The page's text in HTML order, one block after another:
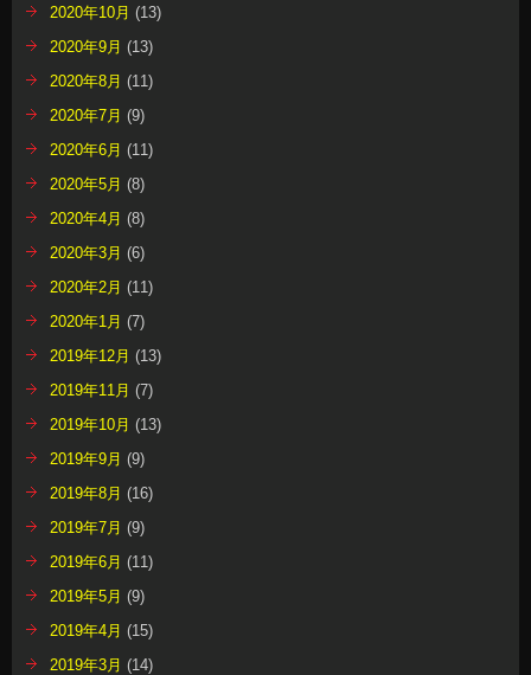
2020年10月 (13)
2020年9月 (13)
2020年8月 (11)
2020年7月 (9)
2020年6月 (11)
2020年5月 (8)
2020年4月 (8)
2020年3月 (6)
2020年2月 (11)
2020年1月 (7)
2019年12月 (13)
2019年11月 (7)
2019年10月 (13)
2019年9月 (9)
2019年8月 (16)
2019年7月 (9)
2019年6月 (11)
2019年5月 (9)
2019年4月 (15)
2019年3月 (14)